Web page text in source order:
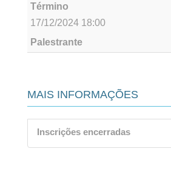
Término
17/12/2024 18:00
Palestrante
MAIS INFORMAÇÕES
Inscrições encerradas